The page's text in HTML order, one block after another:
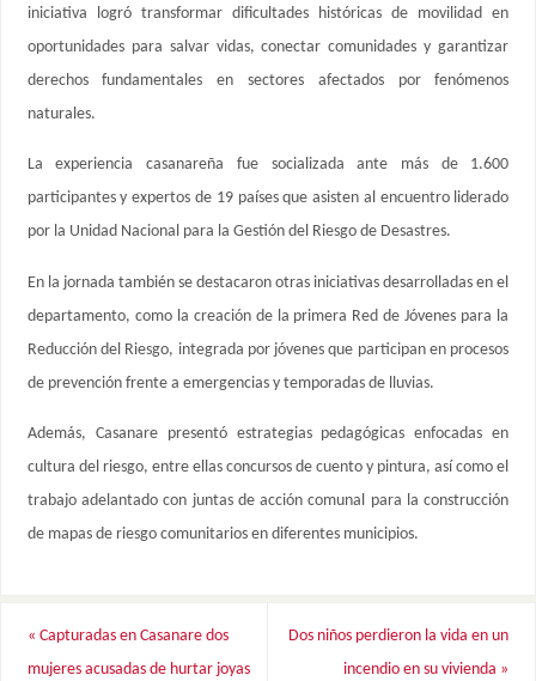
iniciativa logró transformar dificultades históricas de movilidad en
oportunidades para salvar vidas, conectar comunidades y garantizar
derechos fundamentales en sectores afectados por fenómenos
naturales.
La experiencia casanareña fue socializada ante más de 1.600
participantes y expertos de 19 países que asisten al encuentro liderado
por la Unidad Nacional para la Gestión del Riesgo de Desastres.
En la jornada también se destacaron otras iniciativas desarrolladas en el
departamento, como la creación de la primera Red de Jóvenes para la
Reducción del Riesgo, integrada por jóvenes que participan en procesos
de prevención frente a emergencias y temporadas de lluvias.
Además, Casanare presentó estrategias pedagógicas enfocadas en
cultura del riesgo, entre ellas concursos de cuento y pintura, así como el
trabajo adelantado con juntas de acción comunal para la construcción
de mapas de riesgo comunitarios en diferentes municipios.
« Capturadas en Casanare dos
mujeres acusadas de hurtar joyas
Dos niños perdieron la vida en un
incendio en su vivienda »